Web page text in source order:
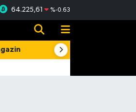
64.225,61 %-0.63
Resmi İlanlar